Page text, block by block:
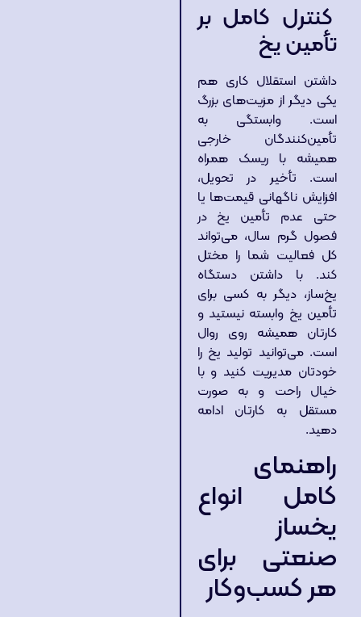
کنترل کامل بر
تأمین یخ
داشتن استقلال کاری هم
یکی دیگر از مزیت‌های بزرگ
است. وابستگی به
تأمین‌کنندگان خارجی
همیشه با ریسک همراه
است. تأخیر در تحویل،
افزایش ناگهانی قیمت‌ها یا
حتی عدم تأمین یخ در
فصول گرم سال، می‌تواند
کل فعالیت شما را مختل
کند. با داشتن دستگاه
یخ‌ساز، دیگر به کسی برای
تأمین یخ وابسته نیستید و
کارتان همیشه روی روال
است. می‌توانید تولید یخ را
خودتان مدیریت کنید و با
خیال راحت و به صورت
مستقل به کارتان ادامه
دهید.
راهنمای
کامل انواع
یخساز
صنعتی برای
هر کسب‌وکار